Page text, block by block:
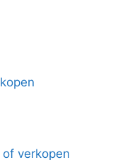
verkopen